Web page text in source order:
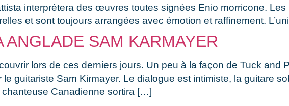
interprétera des œuvres toutes signées Enio morricone. Les
et sont toujours arrangées avec émotion et raffinement.
SAM KARMAYER
lors de ces derniers jours. Un peu à la façon de Tuck and
guitariste Sam Kirmayer. Le dialogue est intimiste, la guitare
Canadienne sortira […]